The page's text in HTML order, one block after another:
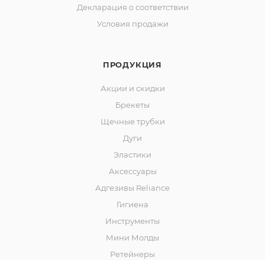
Декларация о соответствии
Условия продажи
ПРОДУКЦИЯ
Акции и скидки
Брекеты
Щечные трубки
Дуги
Эластики
Аксессуары
Адгезивы Reliance
Гигиена
Инструменты
Мини Молды
Ретейнеры